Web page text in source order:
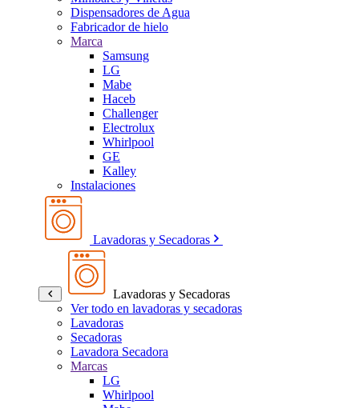
Dispensadores de Agua
Fabricador de hielo
Marca
Samsung
LG
Mabe
Haceb
Challenger
Electrolux
Whirlpool
GE
Kalley
Instalaciones
Lavadoras y Secadoras
Lavadoras y Secadoras
Ver todo en lavadoras y secadoras
Lavadoras
Secadoras
Lavadora Secadora
Marcas
LG
Whirlpool